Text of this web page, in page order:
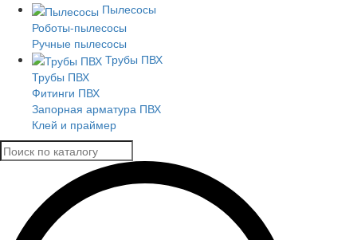
Пылесосы
Роботы-пылесосы
Ручные пылесосы
Трубы ПВХ
Трубы ПВХ
Фитинги ПВХ
Запорная арматура ПВХ
Клей и праймер